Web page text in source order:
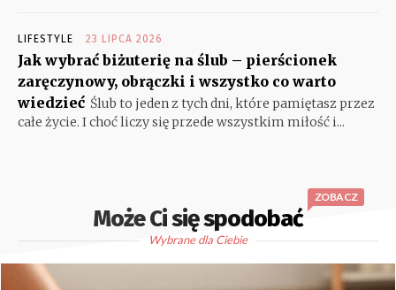
LIFESTYLE 23 LIPCA 2026
Jak wybrać biżuterię na ślub – pierścionek
zaręczynowy, obrączki i wszystko co warto
wiedzieć Ślub to jeden z tych dni, które pamiętasz przez
całe życie. I choć liczy się przede wszystkim miłość i...
Może Ci się spodobać
ZOBACZ
Wybrane dla Ciebie